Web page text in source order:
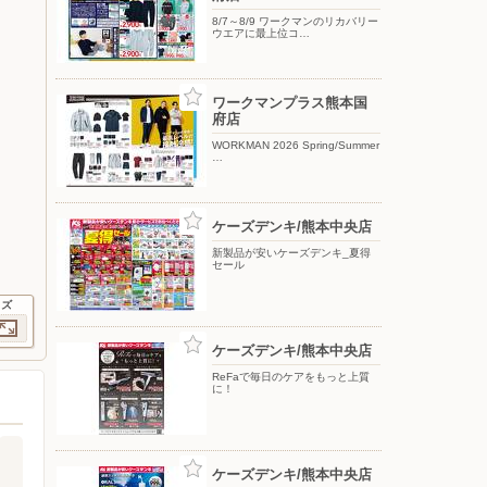
8/7～8/9 ワークマンのリカバリー
ウエアに最上位コ…
ワークマンプラス熊本国
府店
WORKMAN 2026 Spring/Summer
ケーズデンキ/熊本中央店
新製品が安いケーズデンキ_夏得
セール
ケーズデンキ/熊本中央店
ReFaで毎日のケアをもっと上質
に！
ケーズデンキ/熊本中央店